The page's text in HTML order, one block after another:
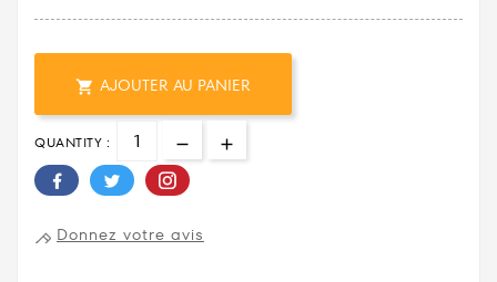
 AJOUTER AU PANIER
QUANTITY :
Donnez votre avis